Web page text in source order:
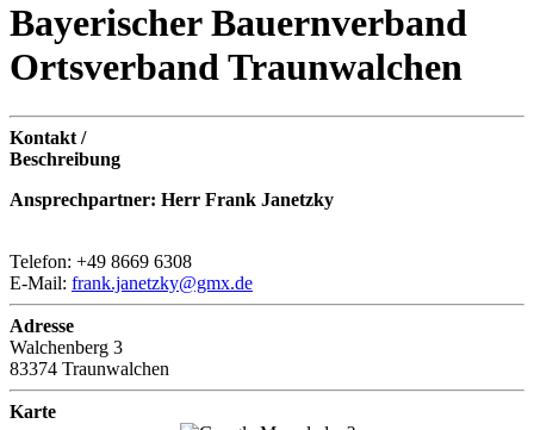
Bayerischer Bauernverband
Ortsverband Traunwalchen
Kontakt /
Beschreibung
Ansprechpartner: Herr Frank Janetzky
Telefon: +49 8669 6308
E-Mail: frank.janetzky@gmx.de
Adresse
Walchenberg 3
83374 Traunwalchen
Karte